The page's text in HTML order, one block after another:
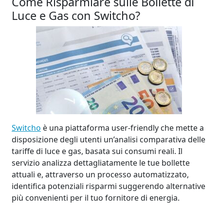
Luce e Gas con Switcho?
Switcho è una piattaforma user-friendly che mette a
disposizione degli utenti un’analisi comparativa delle
tariffe di luce e gas, basata sui consumi reali. Il
servizio analizza dettagliatamente le tue bollette
attuali e, attraverso un processo automatizzato,
identifica potenziali risparmi suggerendo alternative
più convenienti per il tuo fornitore di energia.